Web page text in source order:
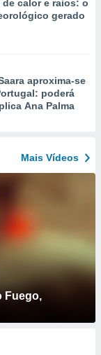
calor e raios: o
gerado
aproxima-se
poderá
Ana Palma
Mais Vídeos
Fuego,